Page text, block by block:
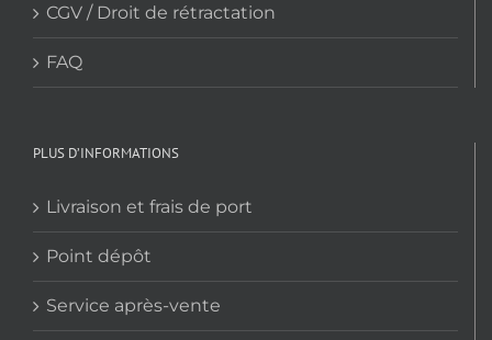
CGV / Droit de rétractation
FAQ
PLUS D’INFORMATIONS
Livraison et frais de port
Point dépôt
Service après-vente